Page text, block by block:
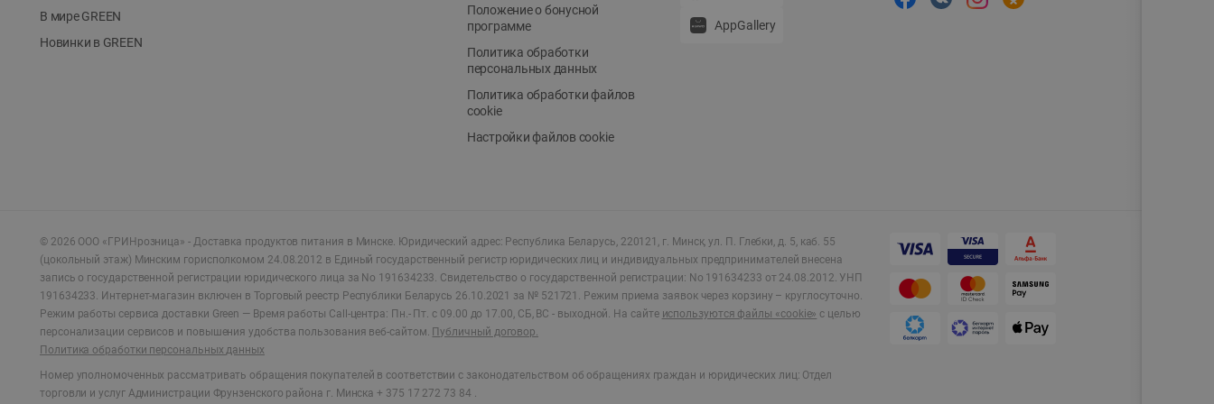
В мире GREEN
Новинки в GREEN
Положение о бонусной
программе
Политика обработки
персональных данных
Политика обработки файлов
cookie
Настройки файлов cookie
AppGallery
© 2026 ООО «ГРИНрозница» - Доставка продуктов питания в Минске. Юридический адрес: Республика Беларусь, 220121, г. Минск, ул. П. Глебки, д. 5, каб. 55
(цокольный этаж) Минским горисполкомом 24.08.2012 в Единый государственный регистр юридических лиц и индивидуальных предпринимателей внесена
запись о государственной регистрации юридического лица за No 191634233. Свидетельство о государственной регистрации: No 191634233 от 24.08.2012. УНП
191634233. Интернет-магазин включен в Торговый реестр Республики Беларусь 26.10.2021 за № 521721. Режим приема заявок через корзину – круглосуточно.
Режим работы сервиса доставки Green — Время работы Call-центра: Пн.- Пт. с 09.00 до 17.00, СБ, ВС - выходной. На сайте используются файлы «cookie» с целью
персонализации сервисов и повышения удобства пользования веб-сайтом. Публичный договор.
Политика обработки персональных данных
Номер уполномоченных рассматривать обращения покупателей в соответствии с законодательством об обращениях граждан и юридических лиц: Отдел
торговли и услуг Администрации Фрунзенского района г. Минска + 375 17 272 73 84 .